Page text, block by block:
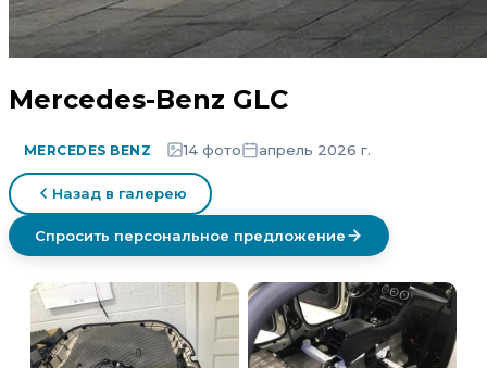
Mercedes-Benz GLС
MERCEDES BENZ 14 фото апрель 2026 г.
Назад в галерею
Спросить персональное предложение